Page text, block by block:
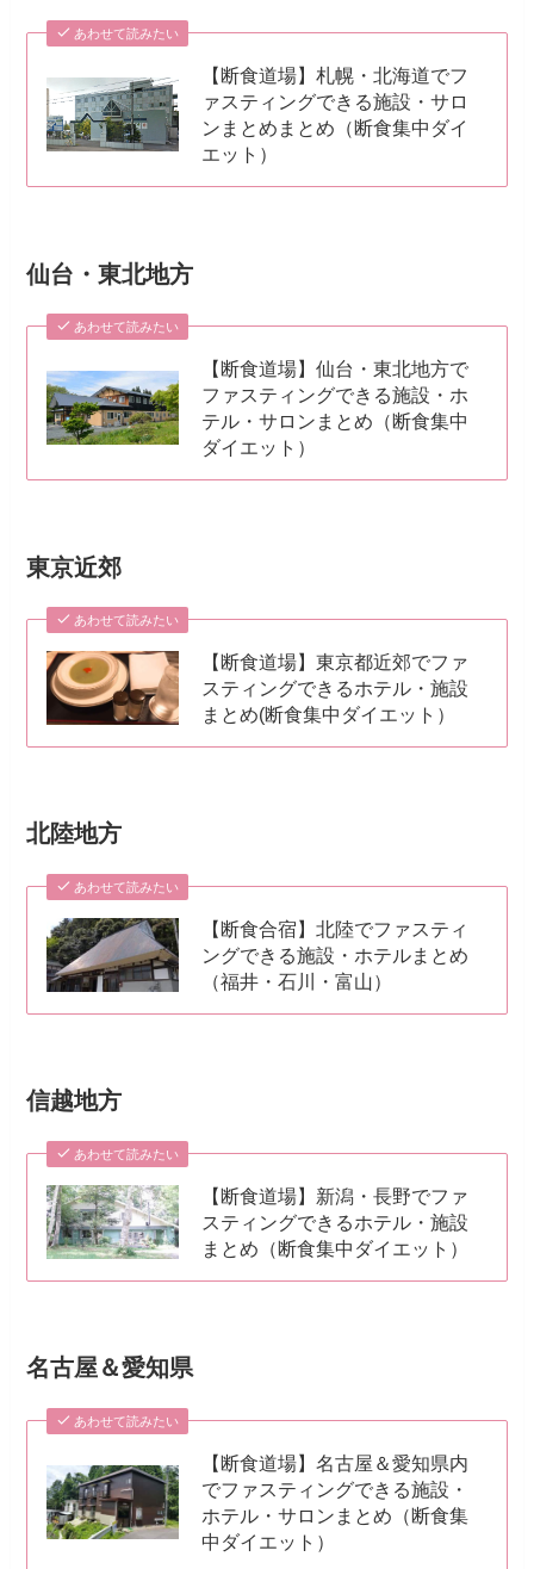
あわせて読みたい
【断食道場】札幌・北海道でフ
ァスティングできる施設・サロ
ンまとめまとめ（断食集中ダイ
エット）
仙台・東北地方
あわせて読みたい
【断食道場】仙台・東北地方で
ファスティングできる施設・ホ
テル・サロンまとめ（断食集中
ダイエット）
東京近郊
あわせて読みたい
【断食道場】東京都近郊でファ
スティングできるホテル・施設
まとめ(断食集中ダイエット）
北陸地方
あわせて読みたい
【断食合宿】北陸でファスティ
ングできる施設・ホテルまとめ
（福井・石川・富山）
信越地方
あわせて読みたい
【断食道場】新潟・長野でファ
スティングできるホテル・施設
まとめ（断食集中ダイエット）
名古屋＆愛知県
あわせて読みたい
【断食道場】名古屋＆愛知県内
でファスティングできる施設・
ホテル・サロンまとめ（断食集
中ダイエット）